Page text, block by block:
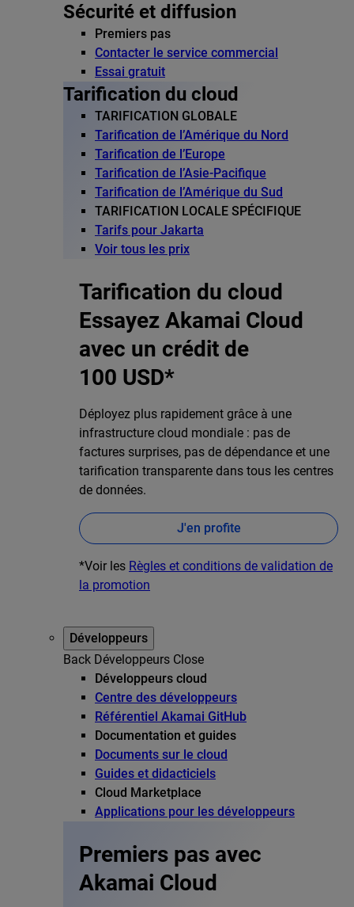
Sécurité et diffusion
Premiers pas
Contacter le service commercial
Essai gratuit
Tarification du cloud
TARIFICATION GLOBALE
Tarification de l’Amérique du Nord
Tarification de l’Europe
Tarification de l’Asie-Pacifique
Tarification de l’Amérique du Sud
TARIFICATION LOCALE SPÉCIFIQUE
Tarifs pour Jakarta
Voir tous les prix
Tarification du cloud
Essayez Akamai Cloud
avec un crédit de
100 USD*
Déployez plus rapidement grâce à une
infrastructure cloud mondiale : pas de
factures surprises, pas de dépendance et une
tarification transparente dans tous les centres
de données.
J'en profite
*Voir les Règles et conditions de validation de
la promotion
Développeurs
Back Développeurs Close
Développeurs cloud
Centre des développeurs
Référentiel Akamai GitHub
Documentation et guides
Documents sur le cloud
Guides et didacticiels
Cloud Marketplace
Applications pour les développeurs
Premiers pas avec
Akamai Cloud